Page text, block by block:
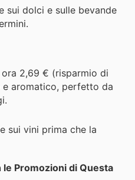
sui dolci e sulle bevande
ora 2,69 € (risparmio di
aromatico, perfetto da
sui vini prima che la
Promozioni di Questa